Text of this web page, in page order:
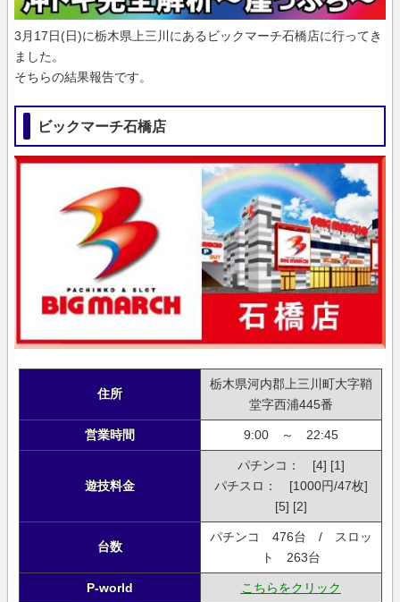
3月17日(日)に栃木県上三川にあるビックマーチ石橋店に行ってき
ました。
そちらの結果報告です。
ビックマーチ石橋店
住所
栃木県河内郡上三川町大字鞘
堂字西浦445番
営業時間 9:00 ～ 22:45
遊技料金
パチンコ： [4] [1]
パチスロ： [1000円/47枚]
[5] [2]
台数
パチンコ 476台 / スロッ
ト 263台
P-world こちらをクリック